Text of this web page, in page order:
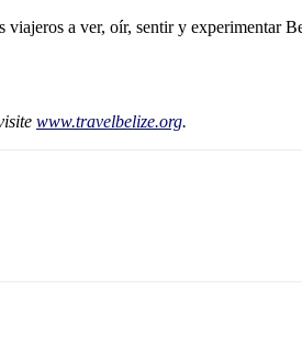
a ver, oír, sentir y experimentar
www.travelbelize.org.